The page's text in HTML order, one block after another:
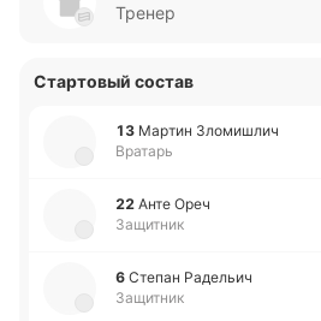
Тренер
Стартовый состав
13 Мартин Зло­ми­шлич
Вратарь
22 Анте Ореч
Защитник
6 Степан Ра­де­льич
Защитник